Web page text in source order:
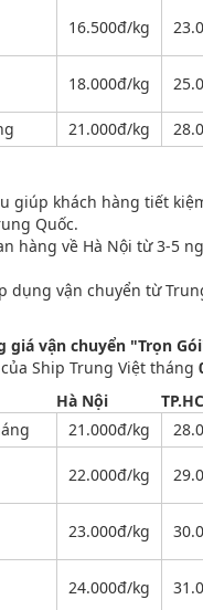
16.500đ/kg
18.000đ/kg
21.000đ/kg
giúp khách hàng tiết
Quốc.
hàng về Hà Nội từ 3-5
dụng vận chuyển từ
giá vận chuyển "Trọn
Ship Trung Việt tháng
Hà Nội
21.000đ/kg
22.000đ/kg
23.000đ/kg
24.000đ/kg